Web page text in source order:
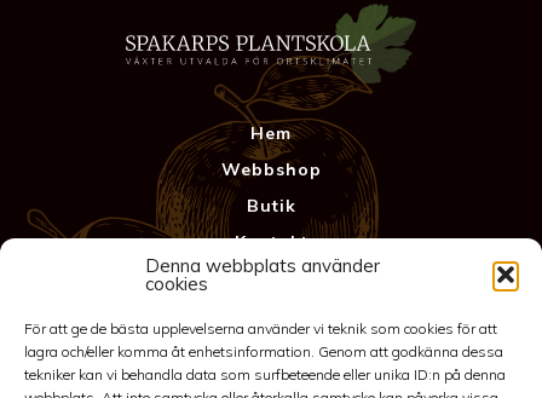
Denna webbplats använder
cookies
För att ge de bästa upplevelserna använder vi teknik som cookies för att
lagra och/eller komma åt enhetsinformation. Genom att godkänna dessa
tekniker kan vi behandla data som surfbeteende eller unika ID:n på denna
Hem
Webbshop
Butik
Kontakt
Anläggning
Integritetspolicy